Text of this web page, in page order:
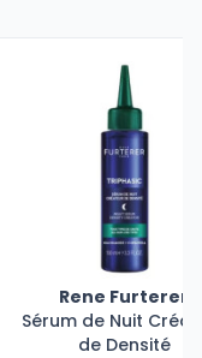
Rene Furterer
Sérum de Nuit
de Densité